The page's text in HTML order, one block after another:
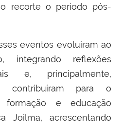
recorte o período pós-
eventos evoluíram ao
integrando reflexões
e, principalmente,
contribuíram para o
formação e educação
Joilma, acrescentando